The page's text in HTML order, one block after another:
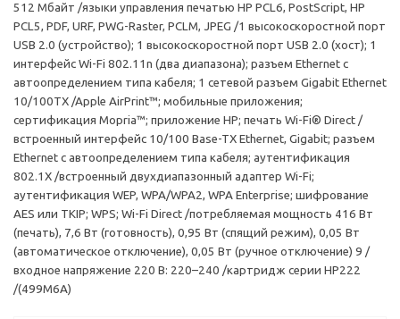
512 Мбайт /языки управления печатью HP PCL6, PostScript, HP
PCL5, PDF, URF, PWG-Raster, PCLM, JPEG /1 высокоскоростной порт
USB 2.0 (устройство); 1 высокоскоростной порт USB 2.0 (хост); 1
интерфейс Wi-Fi 802.11n (два диапазона); разъем Ethernet с
автоопределением типа кабеля; 1 сетевой разъем Gigabit Ethernet
10/100TX /Apple AirPrint™; мобильные приложения;
сертификация Mopria™; приложение HP; печать Wi-Fi® Direct /
встроенный интерфейс 10/100 Base-TX Ethernet, Gigabit; разъем
Ethernet с автоопределением типа кабеля; аутентификация
802.1X /встроенный двухдиапазонный адаптер Wi-Fi;
аутентификация WEP, WPA/WPA2, WPA Enterprise; шифрование
AES или TKIP; WPS; Wi-Fi Direct /потребляемая мощность 416 Вт
(печать), 7,6 Вт (готовность), 0,95 Вт (спящий режим), 0,05 Вт
(автоматическое отключение), 0,05 Вт (ручное отключение) 9 /
входное напряжение 220 В: 220–240 /картридж серии HP222
/(499M6A)